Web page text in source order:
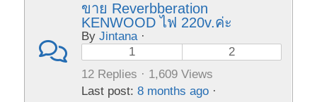
ขาย Reverbberation
KENWOOD ไฟ 220v.ค่ะ
ByJintana·
1
2
12 Replies · 1,609 Views
Last post:8 months ago ·